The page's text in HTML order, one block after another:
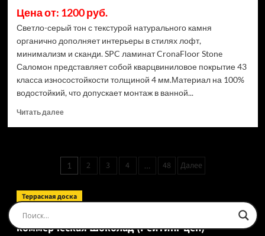
Цена от: 1200 руб.
Светло-серый тон с текстурой натурального камня
органично дополняет интерьеры в стилях лофт,
минимализм и сканди. SPC ламинат CronaFloor Stone
Саломон представляет собой кварцвиниловое покрытие 43
класса износостойкости толщиной 4 мм.Материал на 100%
водостойкий, что допускает монтаж в ванной...
Читать далееПрочитать
ламинат
CronaFloor
Саломон
(Рейтинг
Пагинация
записей
1 2 3 4 … 48 Далее
Террасная доска
Доска террасная Ecodecking Tehno Полнотелая
коммерческая Шоколад (Рейтинг цен)